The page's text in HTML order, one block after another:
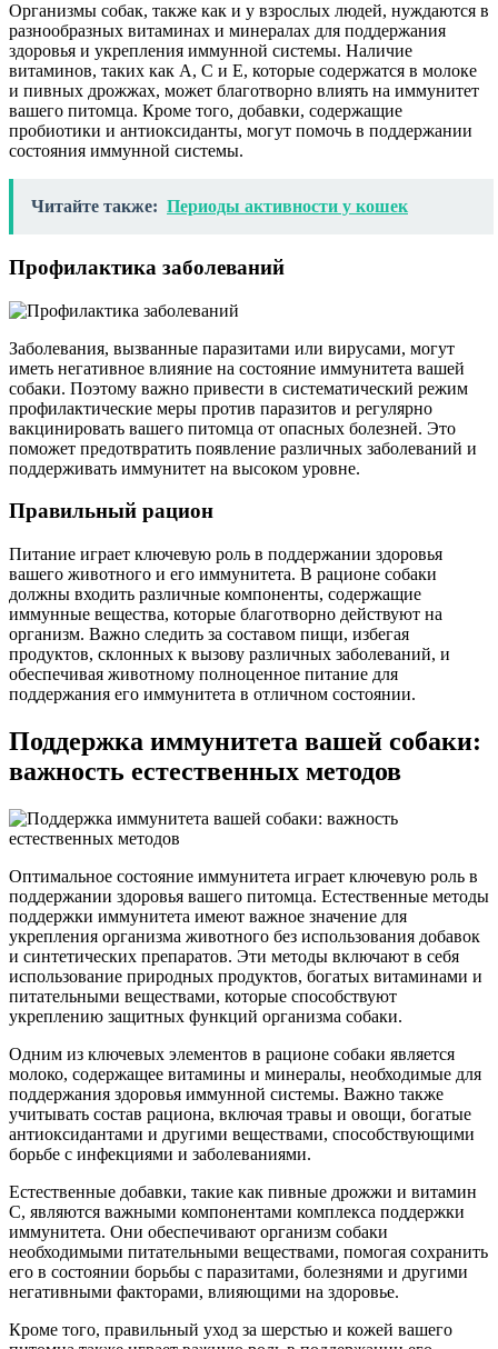
Организмы собак, также как и у взрослых людей, нуждаются в
разнообразных витаминах и минералах для поддержания
здоровья и укрепления иммунной системы. Наличие
витаминов, таких как A, C и E, которые содержатся в молоке
и пивных дрожжах, может благотворно влиять на иммунитет
вашего питомца. Кроме того, добавки, содержащие
пробиотики и антиоксиданты, могут помочь в поддержании
состояния иммунной системы.
Читайте также: Периоды активности у кошек
Профилактика заболеваний
Заболевания, вызванные паразитами или вирусами, могут
иметь негативное влияние на состояние иммунитета вашей
собаки. Поэтому важно привести в систематический режим
профилактические меры против паразитов и регулярно
вакцинировать вашего питомца от опасных болезней. Это
поможет предотвратить появление различных заболеваний и
поддерживать иммунитет на высоком уровне.
Правильный рацион
Питание играет ключевую роль в поддержании здоровья
вашего животного и его иммунитета. В рационе собаки
должны входить различные компоненты, содержащие
иммунные вещества, которые благотворно действуют на
организм. Важно следить за составом пищи, избегая
продуктов, склонных к вызову различных заболеваний, и
обеспечивая животному полноценное питание для
поддержания его иммунитета в отличном состоянии.
Поддержка иммунитета вашей собаки:
важность естественных методов
Оптимальное состояние иммунитета играет ключевую роль в
поддержании здоровья вашего питомца. Естественные методы
поддержки иммунитета имеют важное значение для
укрепления организма животного без использования добавок
и синтетических препаратов. Эти методы включают в себя
использование природных продуктов, богатых витаминами и
питательными веществами, которые способствуют
укреплению защитных функций организма собаки.
Одним из ключевых элементов в рационе собаки является
молоко, содержащее витамины и минералы, необходимые для
поддержания здоровья иммунной системы. Важно также
учитывать состав рациона, включая травы и овощи, богатые
антиоксидантами и другими веществами, способствующими
борьбе с инфекциями и заболеваниями.
Естественные добавки, такие как пивные дрожжи и витамин
С, являются важными компонентами комплекса поддержки
иммунитета. Они обеспечивают организм собаки
необходимыми питательными веществами, помогая сохранить
его в состоянии борьбы с паразитами, болезнями и другими
негативными факторами, влияющими на здоровье.
Кроме того, правильный уход за шерстью и кожей вашего